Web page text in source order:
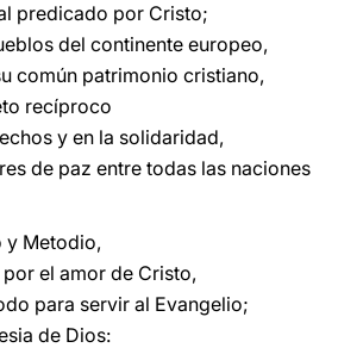
predicado por Cristo;
del continente europeo,
común patrimonio cristiano,
recíproco
y en la solidaridad,
de paz entre todas las naciones
y Metodio,
el amor de Cristo,
para servir al Evangelio;
de Dios: